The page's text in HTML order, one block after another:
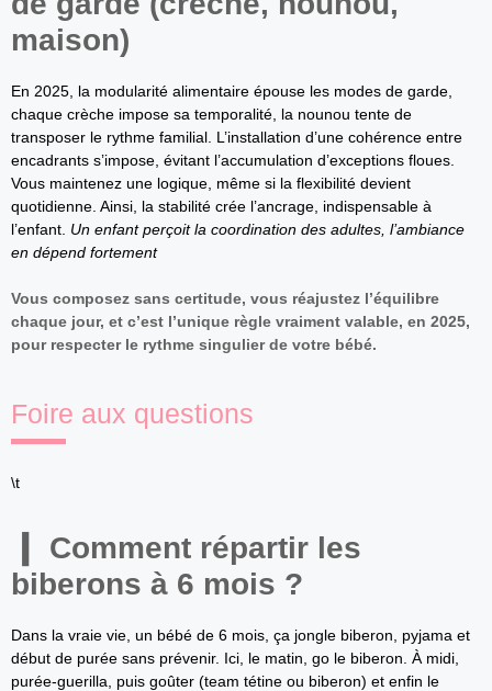
maison)
En 2025, la modularité alimentaire épouse les modes de garde,
chaque crèche impose sa temporalité, la nounou tente de
transposer le rythme familial. L’installation d’une cohérence entre
encadrants s’impose, évitant l’accumulation d’exceptions floues.
Vous maintenez une logique, même si la flexibilité devient
quotidienne. Ainsi, la stabilité crée l’ancrage, indispensable à
l’enfant. Un enfant perçoit la coordination des adultes, l’ambiance
en dépend fortement
Vous composez sans certitude, vous réajustez l’équilibre
chaque jour, et c’est l’unique règle vraiment valable, en 2025,
pour respecter le rythme singulier de votre bébé.
Foire aux questions
\t
Comment répartir les
biberons à 6 mois ?
Dans la vraie vie, un bébé de 6 mois, ça jongle biberon, pyjama et
début de purée sans prévenir. Ici, le matin, go le biberon. À midi,
purée-guerilla, puis goûter (team tétine ou biberon) et enfin le